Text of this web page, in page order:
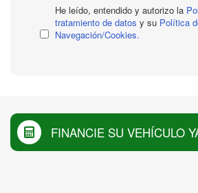
He leído, entendido y autorizo la
tratamiento de datos y su Política
Navegación/Cookies.
FINANCIE SU VEHÍCULO